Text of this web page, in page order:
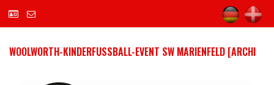
WOOLWORTH-KINDERFUSSBALL-EVENT SW MARIENFELD [ARCHI